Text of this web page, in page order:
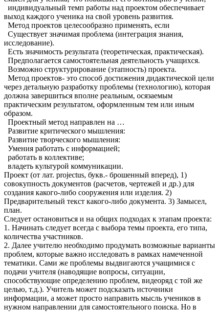
индивидуальный темп работы над проектом обеспечивает
выход каждого ученика на свой уровень развития.
Метод проектов целесообразно применять, если
Существует значимая проблема (интеграция знания,
исследование).
Есть значимость результата (теоретическая, практическая).
Предполагается самостоятельная деятельность учащихся.
Возможно структурирование (этапность) проекта.
Метод проектов- это способ достижения дидактической цели
через детальную разработку проблемы (технологию), которая
должна завершиться вполне реальным, осязаемым
практическим результатом, оформленным тем или иным
образом.
Проектный метод направлен на …
Развитие критического мышления:
Развитие творческого мышления:
Умения работать с информацией;
работать в коллективе;
владеть культурой коммуникации.
Проект (от лат. рrojectus, букв.- брошенный вперед), 1)
совокупность документов (расчетов, чертежей и др.) для
создания какого-либо сооружения или изделия. 2)
Предварительный текст какого-либо документа. 3) Замысел,
план.
Следует остановиться и на общих подходах к этапам проекта:
1. Начинать следует всегда с выбора темы проекта, его типа,
количества участников.
2. Далее учителю необходимо продумать возможные варианты
проблем, которые важно исследовать в рамках намеченной
тематики. Сами же проблемы выдвигаются учащимися с
подачи учителя (наводящие вопросы, ситуации,
способствующие определению проблем, видеоряд с той же
целью, т.д.). Учитель может подсказать источники
информации, а может просто направить мысль учеников в
нужном направлении для самостоятельного поиска. Но в